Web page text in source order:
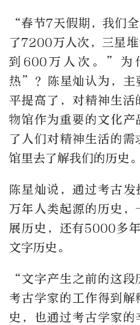
“春节7天假期，我们
了7200万人次，三星
到600万人次。”为
热”？陈星灿认为，主
平提高了，对精神生
物馆作为重要的文化
了人们对精神生活的
馆里去了解我们的历史。
陈星灿说，通过考古
万年人类起源的历史
展历史，还有5000多
文字历史。
“文字产生之前的这
考古学家的工作得到
史，也通过考古学家